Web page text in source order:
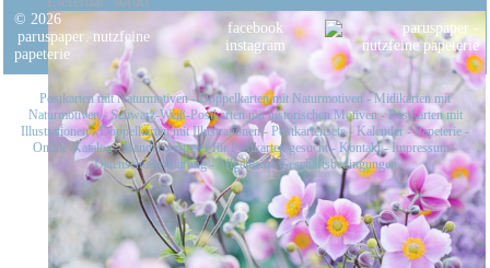
© 2026
paruspaper. nutzfeine
papeterie
facebook
instagram
Postkarten mit Naturmotiven-Doppelkarten mit Naturmotiven -Midikarten mit
Naturmotiven-Schwarz-Weiß-Postkarten mit historischen Motiven- Postkarten mit
Illustrationen-Doppelkarten mit Illustrationen- Postkartensets- Kalender-Papeterie -
Online-Katalog-Handelsvertreter für Postkarten gesucht- Kontakt-Impressum-
Datenschutzerklärung- Allgemeine Geschäftsbedingungen